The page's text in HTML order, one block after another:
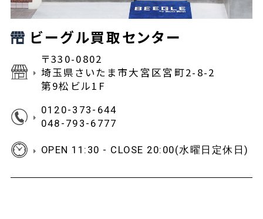
ビーグル買取センター
〒330-0802
埼玉県さいたま市大宮区宮町2-8-2
第9松ビル1F
0120-373-644
048-793-6777
OPEN 11:30 - CLOSE 20:00(水曜日定休日)